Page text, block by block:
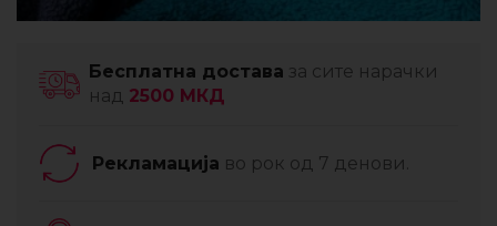
Бесплатна достава за сите нарачки
над 2500 МКД
Рекламација во рок од 7 денови.